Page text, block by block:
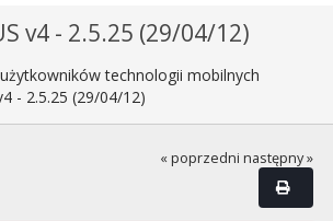
v4 - 2.5.25 (29/04/12)
technologii mobilnych
- 2.5.25 (29/04/12)
« poprzedni następny »